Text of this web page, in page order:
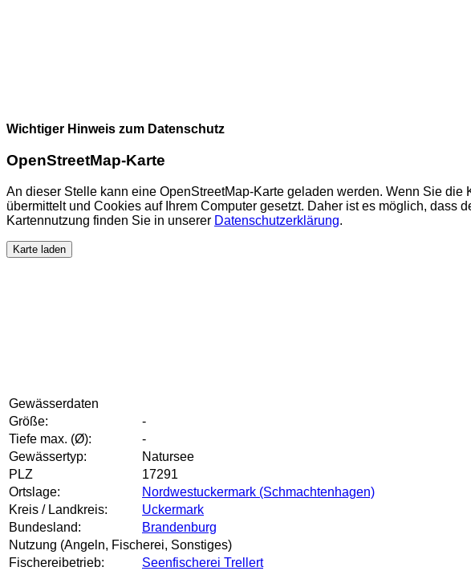
Wichtiger Hinweis zum Datenschutz
OpenStreetMap-Karte
An dieser Stelle kann eine OpenStreetMap-Karte geladen werden. Wenn Sie
übermittelt und Cookies auf Ihrem Computer gesetzt. Daher ist es möglich, dass
Kartennutzung finden Sie in unserer Datenschutzerklärung.
Karte laden
Gewässerdaten
Größe:
-
Tiefe max. (Ø):
-
Gewässertyp:
Natursee
PLZ
17291
Ortslage:
Nordwestuckermark (Schmachtenhagen)
Kreis / Landkreis:
Uckermark
Bundesland:
Brandenburg
Nutzung (Angeln, Fischerei, Sonstiges)
Fischereibetrieb:
Seenfischerei Trellert